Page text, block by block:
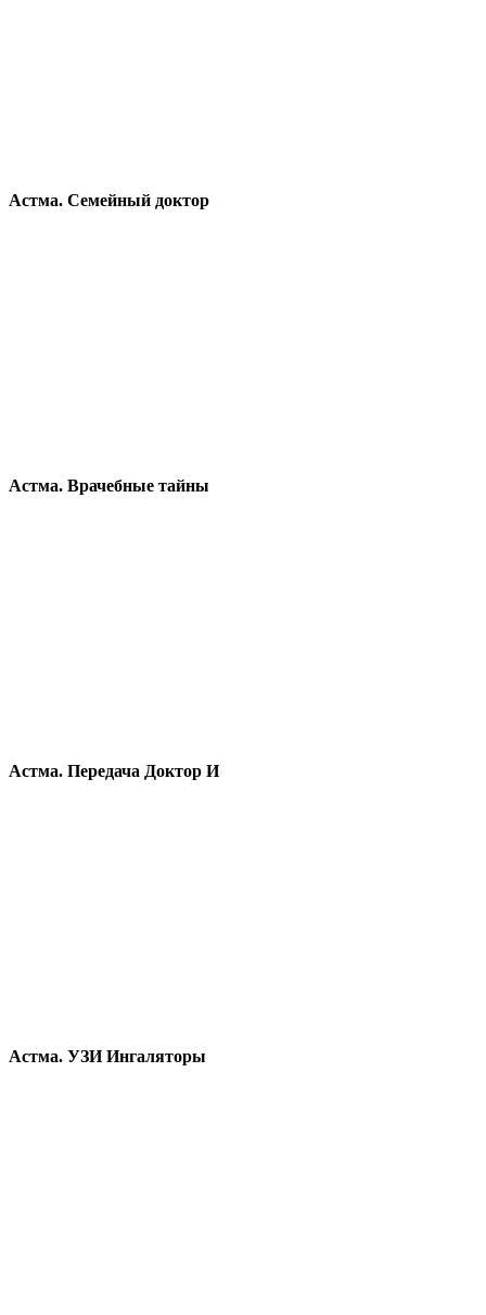
Астма. Семейный доктор
Астма. Врачебные тайны
Астма. Передача Доктор И
Астма. УЗИ Ингаляторы